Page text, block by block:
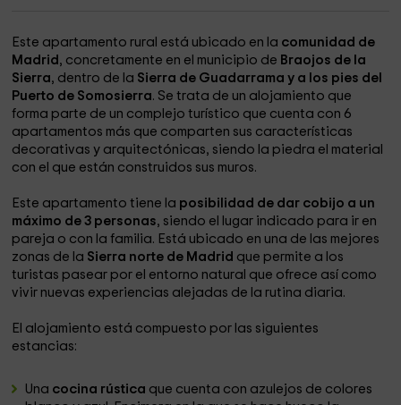
Este apartamento rural está ubicado en la comunidad de
Madrid , concretamente en el municipio de Braojos de la
Sierra, dentro de la Sierra de Guadarrama y a los pies del
Puerto de Somosierra. Se trata de un alojamiento que
forma parte de un complejo turístico que cuenta con 6
apartamentos más que comparten sus características
decorativas y arquitectónicas, siendo la piedra el material
con el que están construidos sus muros.
Este apartamento tiene la posibilidad de dar cobijo a un
máximo de 3 personas, siendo el lugar indicado para ir en
pareja o con la familia. Está ubicado en una de las mejores
zonas de la Sierra norte de Madrid que permite a los
turistas pasear por el entorno natural que ofrece así como
vivir nuevas experiencias alejadas de la rutina diaria.
El alojamiento está compuesto por las siguientes
estancias:
Una cocina rústica que cuenta con azulejos de colores